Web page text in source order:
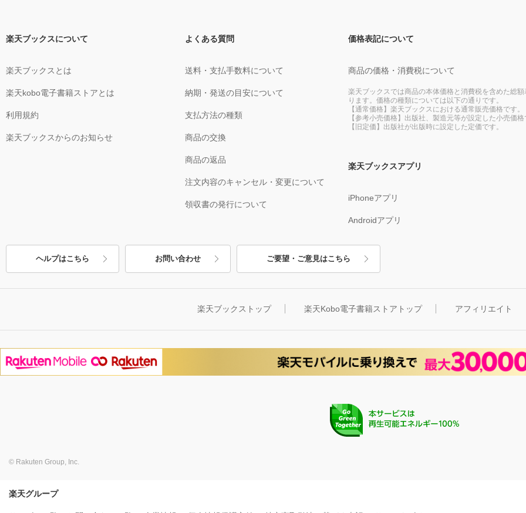
楽天ブックスについて
楽天ブックスとは
楽天kobo電子書籍ストアとは
利用規約
楽天ブックスからのお知らせ
よくある質問
送料・支払手数料について
納期・発送の目安について
支払方法の種類
商品の交換
商品の返品
注文内容のキャンセル・変更について
領収書の発行について
価格表記について
商品の価格・消費税について
楽天ブックスでは商品の本体価格と消費税を含めた総額
ります。価格の種類については以下の通りです。
【通常価格】楽天ブックスにおける通常販売価格です。
【参考小売価格】出版社、製造元等が設定した小売価格
【旧定価】出版社が出版時に設定した定価です。
楽天ブックスアプリ
iPhoneアプリ
Androidアプリ
ヘルプはこちら お問い合わせ ご要望・ご意見はこちら
楽天ブックストップ 楽天Kobo電子書籍ストアトップ アフィリエイト
© Rakuten Group, Inc.
楽天グループ